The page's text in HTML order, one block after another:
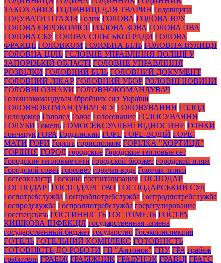
ЗАКОХАНИХ ГОДІВНИЦІ ДЛЯ ТВАРИН Годовщина
ГОДУВАТИ ПТАХІВ Голик ГОЛОВА ГОЛОВА ВРУ
ГОЛОВА ЄВРОКОМІСІЇ ГОЛОВА ЗОВА ГОЛОВА ОВА
ГОЛОВА СБУ ГОЛОВА СІЛЬСЬКОЇ РАДИ ГОЛОВА
ФРАКЦІЇ ГОЛОВКОМ ГОЛОВНА БІЛЬ ГОЛОВНА ВУЛИЦЯ
ГОЛОВНА ЦІЛЬ ГОЛОВНЕ УПРАВЛІННЯ ПОЛІЦІЇ У
ЗАПОРІЗЬКІЙ ОБЛАСТІ ГОЛОВНЕ УПРАВЛІННЯ
РОЗВІДКИ ГОЛОВНИЙ БІЛЬ ГОЛОВНИЙ ДОКУМЕНТ
ГОЛОВНИЙ ЛІКАР ГОЛОВНИЙ УБОР ГОЛОВНІ НОВИНИ
ГОЛОВНІ ОЗНАКИ ГОЛОВНОКОМАНДУВАЧ
Головнокомандувач Збройних сил України
ГОЛОВНОКОМАНДУВАЧ ЗСУ ГОЛОВУВАННЯ ГОЛОД
Голодомор Гололед Голос Голосование ГОЛОСУВАННЯ
ГОЛУБИ Гомель ГОМОСЕКСУАЛЬНІ ВІДНОСИНИ ГОНКИ
Гончарук ГОРА Гординский ГОРЕ ГОРЕ-ВОДІЙ ГОРЕ-
МАТИ ГОРИ Горига горисполком ГОРІЛКА "ХОРТИЦЯ"
ГОРІННЯ ГОРОД городские Городские тепловые сет
Городские тепловые сети городской бюджет городской пляж
Городской совет горсовет горячая вода Горячая линия
Госгеокадастр Госкино госпитализация ГОСПОДАР
ГОСПОДАРІ ГОСПОДАРСТВО ГОСПОДАРСЬКИЙ СУД
Госпотребслужба Госпробпотребслужба Госпродпотребслужба
Госпродслужба Госпролпотребслужба госрегулирование
Госспецсвязь ГОСТИННІСТЬ ГОСТОМЕЛЬ ГОСТРА
КИШКОВА ІНФЕКЦІЯ государственная измена
государственный бюджет государство Госэкоинспекция
ГОТЕЛЬ ГОТЕЛЬНИЙ КОМПЛЕКС ГОТОВНІСТЬ
ГОТОВНІСТЬ ДО РОБОТИ ГП "Антонов" ГПУ ГРА грабеж
грабители ГРАБІЖ ГРАБІЖНИК ГРАБУНОК ГРАВЦІ ГРАГС